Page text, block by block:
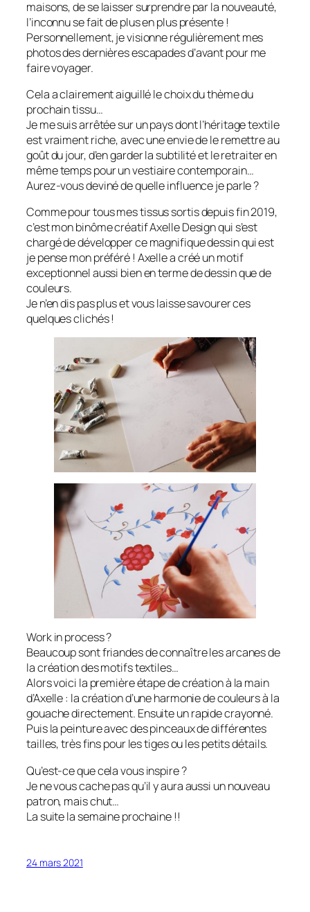
maisons, de se laisser surprendre par la nouveauté,
l’inconnu se fait de plus en plus présente !
Personnellement, je visionne régulièrement mes
photos des dernières escapades d’avant pour me
faire voyager.
Cela a clairement aiguillé le choix du thème du
prochain tissu…
Je me suis arrêtée sur un pays dont l’héritage textile
est vraiment riche, avec une envie de le remettre au
goût du jour, d’en garder la subtilité et le retraiter en
même temps pour un vestiaire contemporain…
Aurez-vous deviné de quelle influence je parle ?
Comme pour tous mes tissus sortis depuis fin 2019,
c’est mon binôme créatif Axelle Design qui s’est
chargé de développer ce magnifique dessin qui est
je pense mon préféré ! Axelle a créé un motif
exceptionnel aussi bien en terme de dessin que de
couleurs.
Je n’en dis pas plus et vous laisse savourer ces
quelques clichés !
Work in process ?
Beaucoup sont friandes de connaître les arcanes de
la création des motifs textiles…
Alors voici la première étape de création à la main
d’Axelle : la création d’une harmonie de couleurs à la
gouache directement. Ensuite un rapide crayonné.
Puis la peinture avec des pinceaux de différentes
tailles, très fins pour les tiges ou les petits détails.
Qu’est-ce que cela vous inspire ?
Je ne vous cache pas qu’il y aura aussi un nouveau
patron, mais chut…
La suite la semaine prochaine !!
24 mars 2021